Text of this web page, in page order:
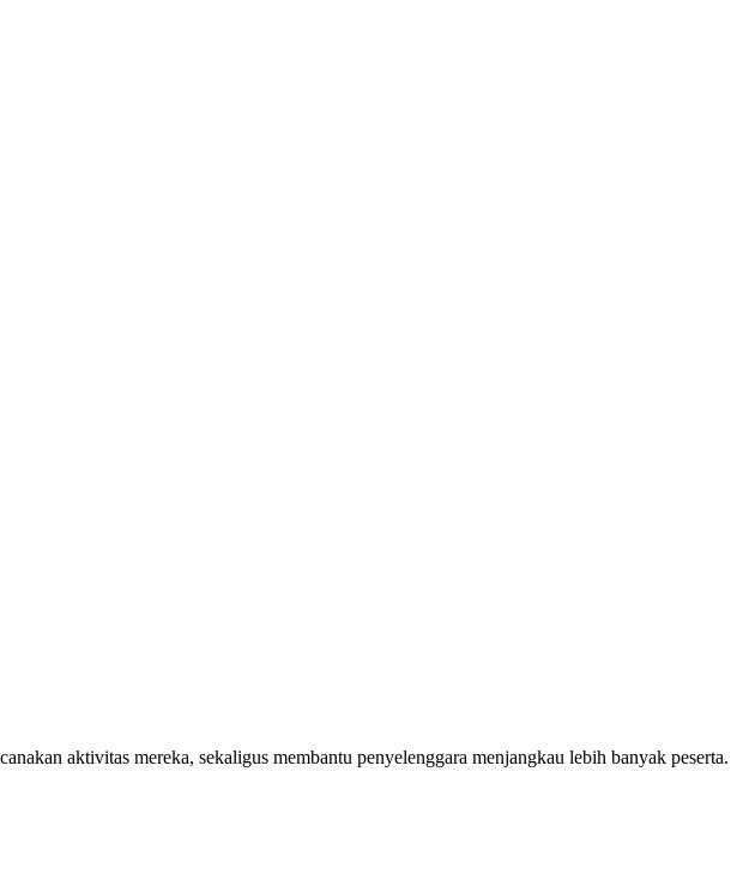
aktivitas mereka, sekaligus membantu penyelenggara menjangkau lebih banyak peserta.